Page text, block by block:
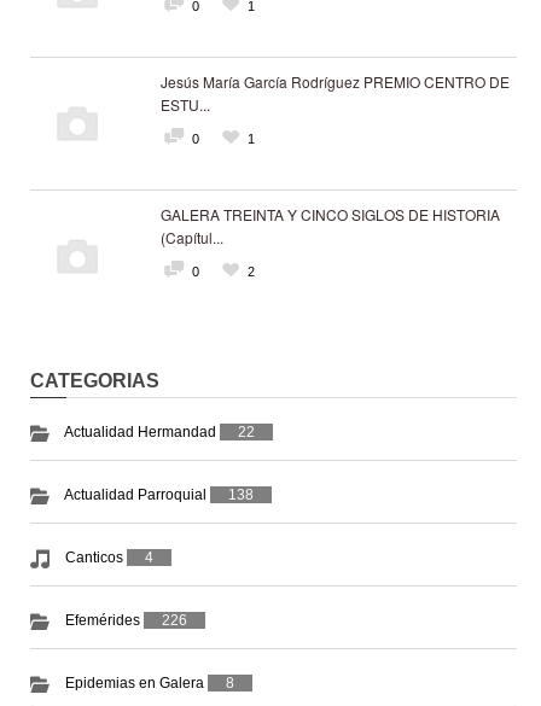
0 1
Jesús María García Rodríguez PREMIO CENTRO DE
ESTU...
0 1
GALERA TREINTA Y CINCO SIGLOS DE HISTORIA
(Capítul...
0 2
CATEGORIAS
Actualidad Hermandad 22
Actualidad Parroquial 138
Canticos 4
Efemérides 226
Epidemias en Galera 8